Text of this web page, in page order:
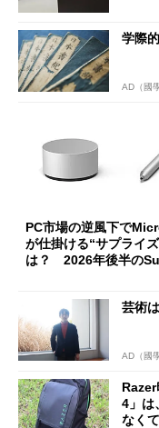
学際
AD（國
PC市場の逆風下で
が仕掛ける“サプライ
は？ 2026年後半の
芸術
AD（國
4」は
なく